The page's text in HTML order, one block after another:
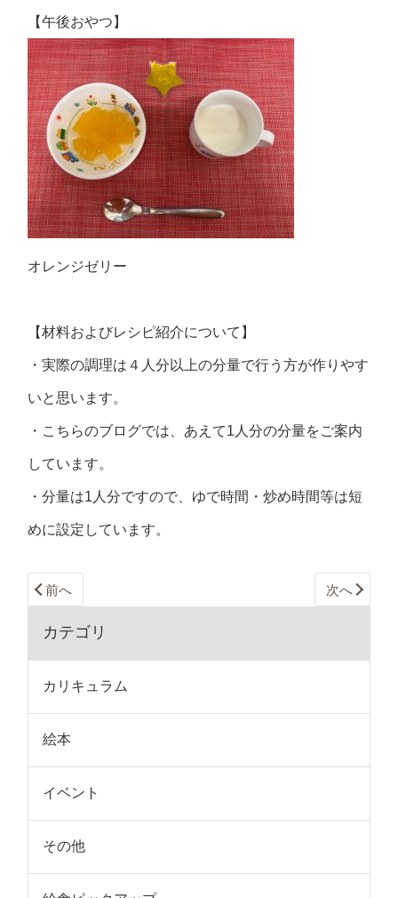
【午後おやつ】
オレンジゼリー
【材料およびレシピ紹介について】
・実際の調理は４人分以上の分量で行う方が作りやす
いと思います。
・こちらのブログでは、あえて1人分の分量をご案内
しています。
・分量は1人分ですので、ゆで時間・炒め時間等は短
めに設定しています。
前へ 次へ
カテゴリ
カリキュラム
絵本
イベント
その他